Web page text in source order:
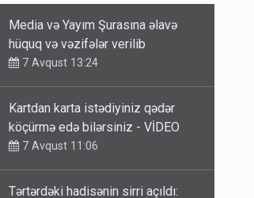
Kartdan karta istədiyiniz qədər
köçürmə edə bilərsiniz - VİDEO
7 Avqust 11:06
Tərtərdəki hadisənin sirri açıldı:
Ər-arvadı yandırıb 15 min manatı
oğurladı